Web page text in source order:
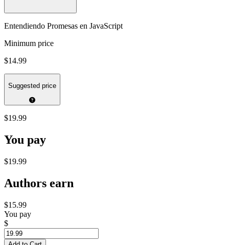
Entendiendo Promesas en JavaScript
Minimum price
$14.99
Suggested price
$19.99
You pay
$19.99
Authors earn
$15.99
You pay
$